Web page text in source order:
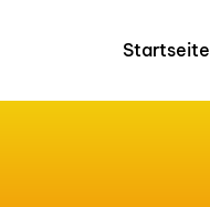
Startseite